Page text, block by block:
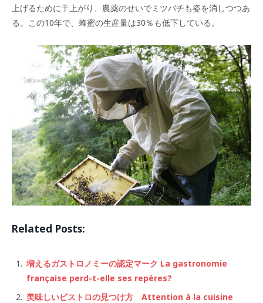
上げるために干上がり、農薬のせいでミツバチも姿を消しつつあ
る。この10年で、蜂蜜の生産量は30％も低下している。
Related Posts:
増えるガストロノミーの認定マーク La gastronomie
française perd-t-elle ses repères?
美味しいビストロの見つけ方 Attention à la cuisine